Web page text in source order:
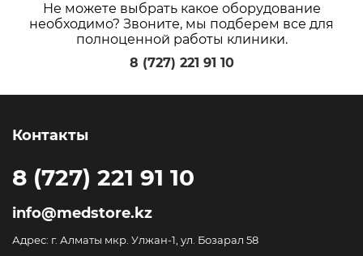
Не можете выбрать какое оборудование
необходимо? Звоните, мы подберем все для
полноценной работы клиники.
8 (727) 221 91 10
Контакты
8 (727) 221 91 10
info@medstore.kz
Адрес: г. Алматы мкр. Улжан-1, ул. Бозарал 58